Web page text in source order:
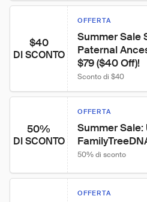
$40
DI SCONTO
OFFERTA
Summer Sale
Paternal
$79 ($40 Off)!
Sconto di $40
50%
DI SCONTO
OFFERTA
Summer
50% di sconto
OFFERTA